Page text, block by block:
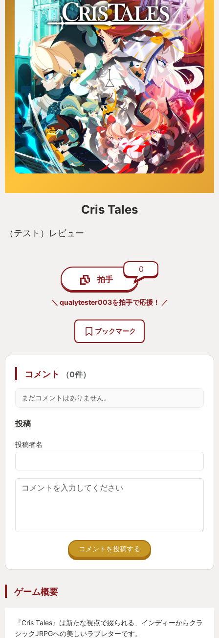
Cris Tales
（テスト）レビュー
拍手
0
＼ qualytester003を拍手で応援！ ／
ブックマーク
コメント （0件）
まだコメントはありません。
投稿
投稿者名
コメントを投稿する
ゲーム概要
『Cris Tales』は新たな視点で綴られる、インディーからクラ
シックJRPGへの美しいラブレターです。